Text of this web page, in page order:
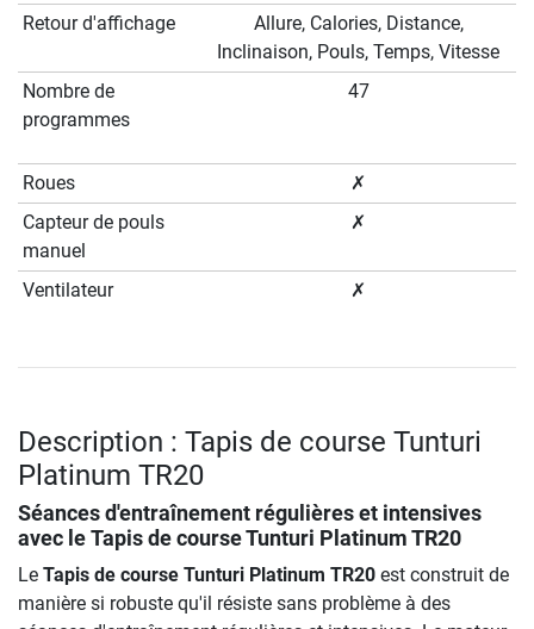
Retour d'affichage
Allure, Calories, Distance,
Inclinaison, Pouls, Temps, Vitesse
Nombre de
programmes
47
Roues
✗
Capteur de pouls
manuel
✗
Ventilateur ✗
Description : Tapis de course Tunturi
Platinum TR20
Séances d'entraînement régulières et intensives
avec le Tapis de course Tunturi Platinum TR20
Le Tapis de course Tunturi Platinum TR20 est construit de
manière si robuste qu'il résiste sans problème à des